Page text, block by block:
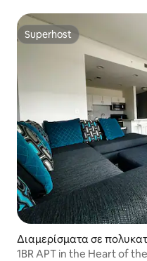
Superhost
Superhost
Διαμερίσματα σε
dianapolis
1BR APT in the Heart of